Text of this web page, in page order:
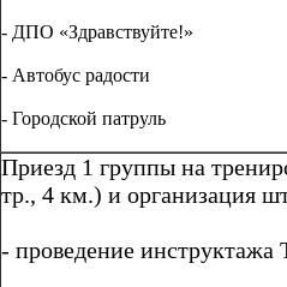
- ДПО «Здравствуйте!»
- Автобус радости
- Городской патруль
Приезд 1 группы на
тр., 4 км.) и организация
- проведение